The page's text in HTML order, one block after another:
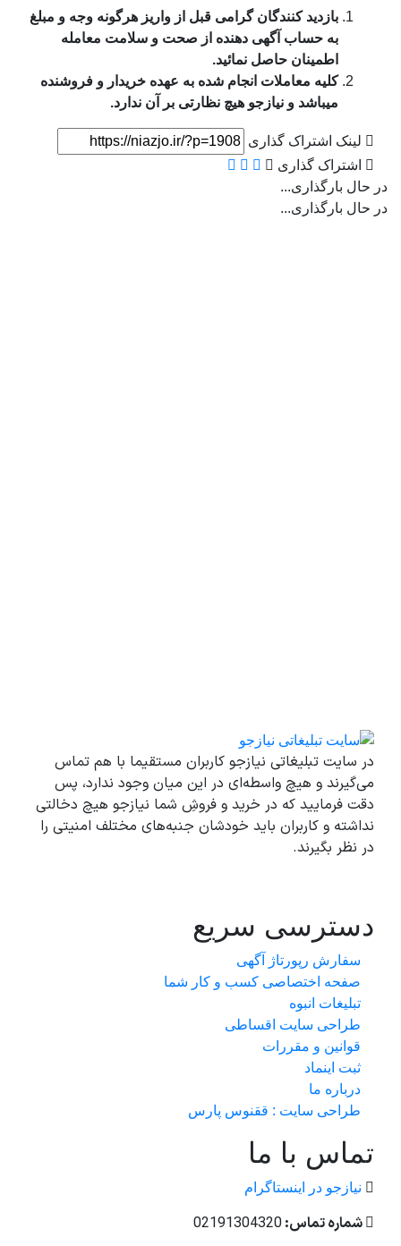
بازدید کنندگان گرامی قبل از واریز هرگونه وجه و مبلغ
به حساب آگهی دهنده از صحت و سلامت معامله
اطمینان حاصل نمائید.
کلیه معاملات انجام شده به عهده خریدار و فروشنده
میباشد و نیازجو هیچ نظارتی بر آن ندارد.
لینک اشتراک گذاری
اشتراک گذاری
در حال بارگذاری...
در حال بارگذاری...
در سایت تبلیغاتی نیازجو کاربران مستقیما با هم تماس
می‌گیرند و هیچ واسطه‌ای در این میان وجود ندارد، پس
دقت فرمایید که در خرید و فروشِ شما نیازجو هیچ دخالتی
نداشته و کاربران باید خودشان جنبه‌های مختلف امنیتی را
در نظر بگیرند.
دسترسی سریع
سفارش رپورتاژ آگهی
صفحه اختصاصی کسب و کار شما
تبلیغات انبوه
طراحی سایت اقساطی
قوانین و مقررات
ثبت اینماد
درباره ما
طراحی سایت : ققنوس پارس
تماس با ما
نیازجو در اینستاگرام
شماره تماس:02191304320